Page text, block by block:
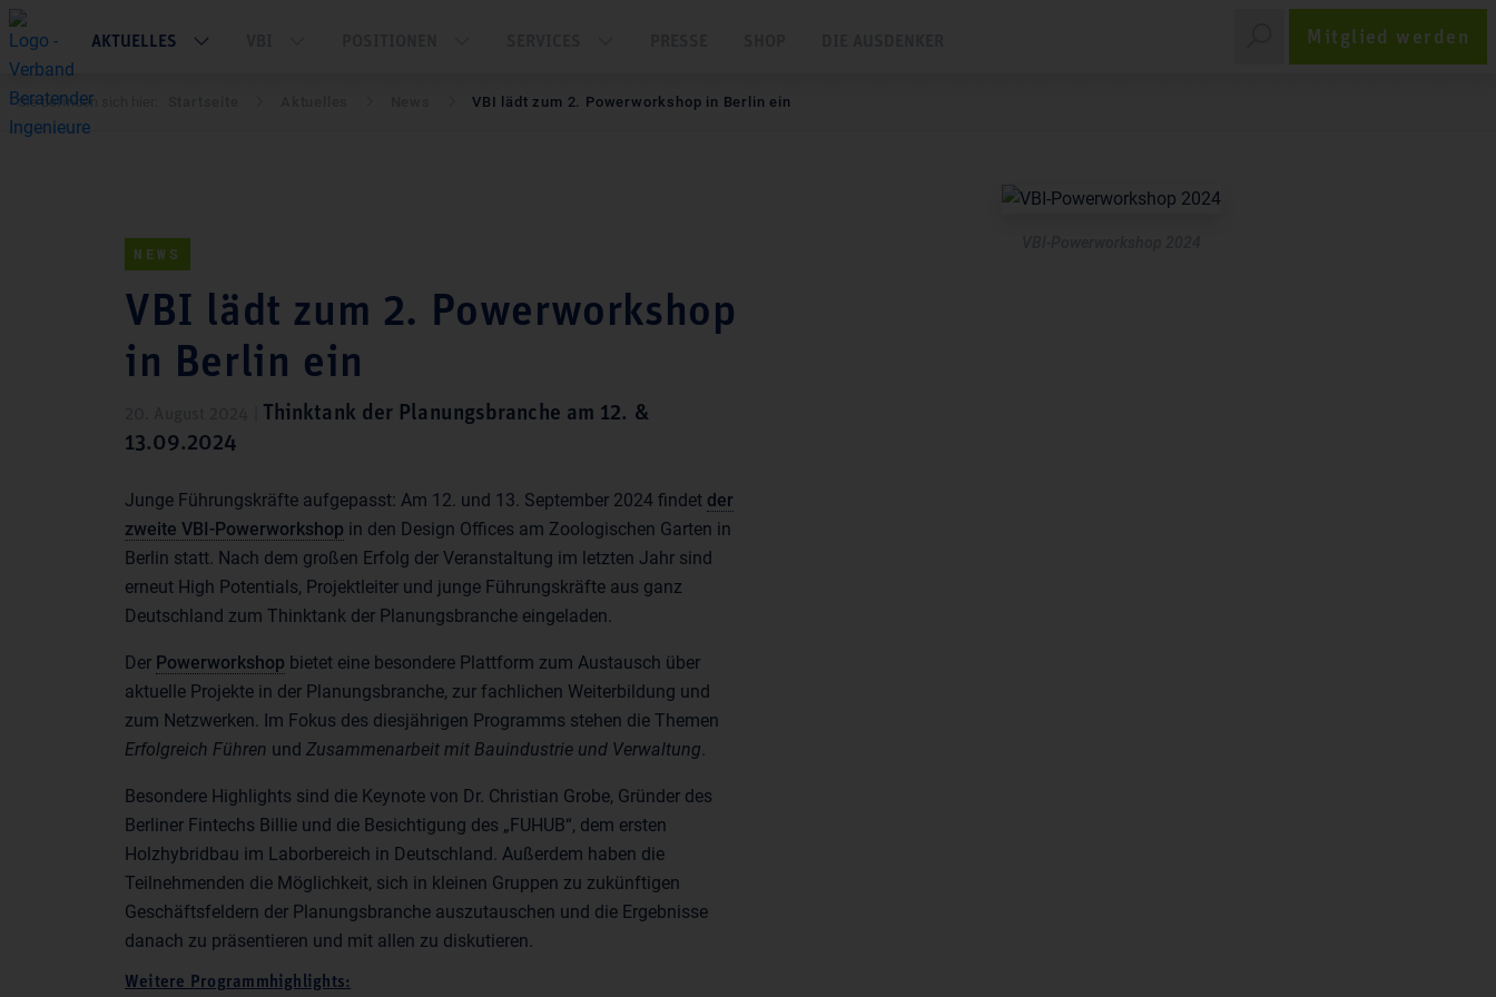
AKTUELLES Mitglied werden
Sie befinden sich hier: VBI lädt zum 2. Powerworkshop in Berlin ein
NEWS
VBI lädt zum 2. Powerworkshop
in Berlin ein
Thinktank der Planungsbranche am 12. &
13.09.2024
Junge Führungskräfte aufgepasst: Am 12. und 13. September 2024 findet der
zweite VBI-Powerworkshop in den Design Offices am Zoologischen Garten in
Berlin statt. Nach dem großen Erfolg der Veranstaltung im letzten Jahr sind
erneut High Potentials, Projektleiter und junge Führungskräfte aus ganz
Deutschland zum Thinktank der Planungsbranche eingeladen.
Der Powerworkshop bietet eine besondere Plattform zum Austausch über
aktuelle Projekte in der Planungsbranche, zur fachlichen Weiterbildung und
zum Netzwerken. Im Fokus des diesjährigen Programms stehen die Themen
Erfolgreich Führen und Zusammenarbeit mit Bauindustrie und Verwaltung.
Besondere Highlights sind die Keynote von Dr. Christian Grobe, Gründer des
Berliner Fintechs Billie und die Besichtigung des „FUHUB“, dem ersten
Holzhybridbau im Laborbereich in Deutschland. Außerdem haben die
Teilnehmenden die Möglichkeit, sich in kleinen Gruppen zu zukünftigen
Geschäftsfeldern der Planungsbranche auszutauschen und die Ergebnisse
danach zu präsentieren und mit allen zu diskutieren.
Weitere Programmhighlights: